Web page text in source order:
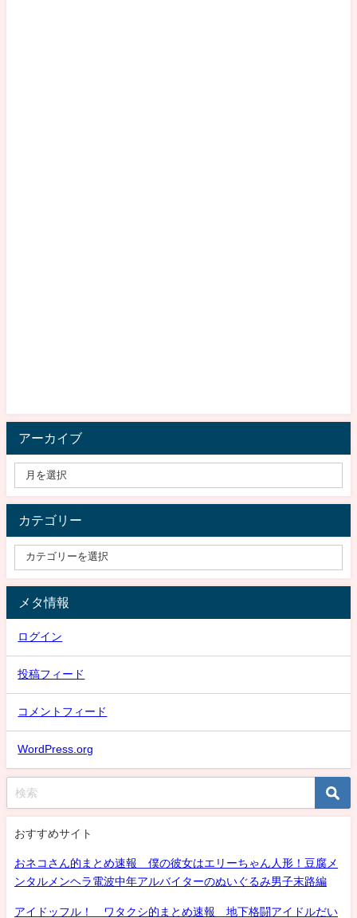
アーカイブ
カテゴリー
メタ情報
ログイン
投稿フィード
コメントフィード
WordPress.org
おすすめサイト
おネコさん的まとめ速報 僕の彼女はエリーちゃん人形！豆腐メ
ンタルメンヘラ電波中年アルバイターのぬいぐるみ男子末路編
アイドッフル！ ワタクシ的まとめ速報 地下格闘アイドルだい